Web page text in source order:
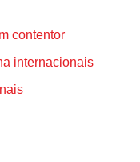
contentor
internacionais